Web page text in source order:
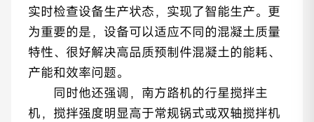
实时检查设备生产状态，实现了智能生产。更
为重要的是，设备可以适应不同的混凝土质量
特性、很好解决高品质预制件混凝土的能耗、
产能和效率问题。
同时他还强调，南方路机的行星搅拌主
机，搅拌强度明显高于常规锅式或双轴搅拌机